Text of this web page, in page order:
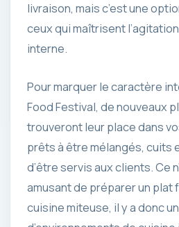
livraison, mais c’est une
ceux qui maîtrisent
interne.
Pour marquer le caractère
Food Festival, de nouveaux
trouveront leur place dans
prêts à être mélangés, cuits
d’être servis aux clients. Ce
amusant de préparer un plat
cuisine miteuse, il y a donc